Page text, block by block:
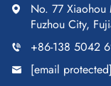
No. 77 Xiaohou
Fuzhou City,
+86-138 5042
[email protected]